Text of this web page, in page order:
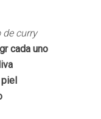
de curry
cada uno